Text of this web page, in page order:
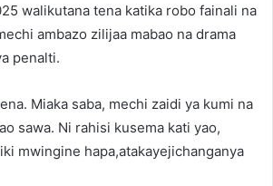
walikutana tena katika robo fainali na
ambazo zilijaa mabao na drama
penalti.
Miaka saba, mechi zaidi ya kumi na
sawa. Ni rahisi kusema kati yao,
mwingine hapa,atakayejichanganya